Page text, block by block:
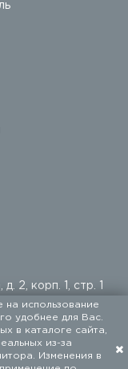
2, корп. 1, стр. 1
товары для
на использование
удобнее для Вас.
в каталоге сайта,
из-за
Изменения в